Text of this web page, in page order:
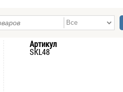
Артикул
SKL48